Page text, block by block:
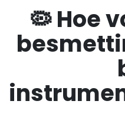
🦠 Hoe